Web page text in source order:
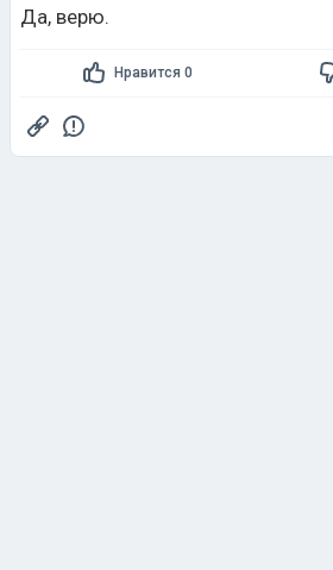
Да, верю.
Нравится 0